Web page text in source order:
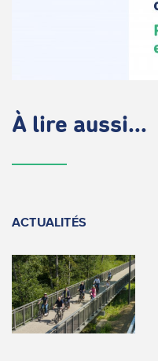
À lire aussi...
ACTUALITÉS